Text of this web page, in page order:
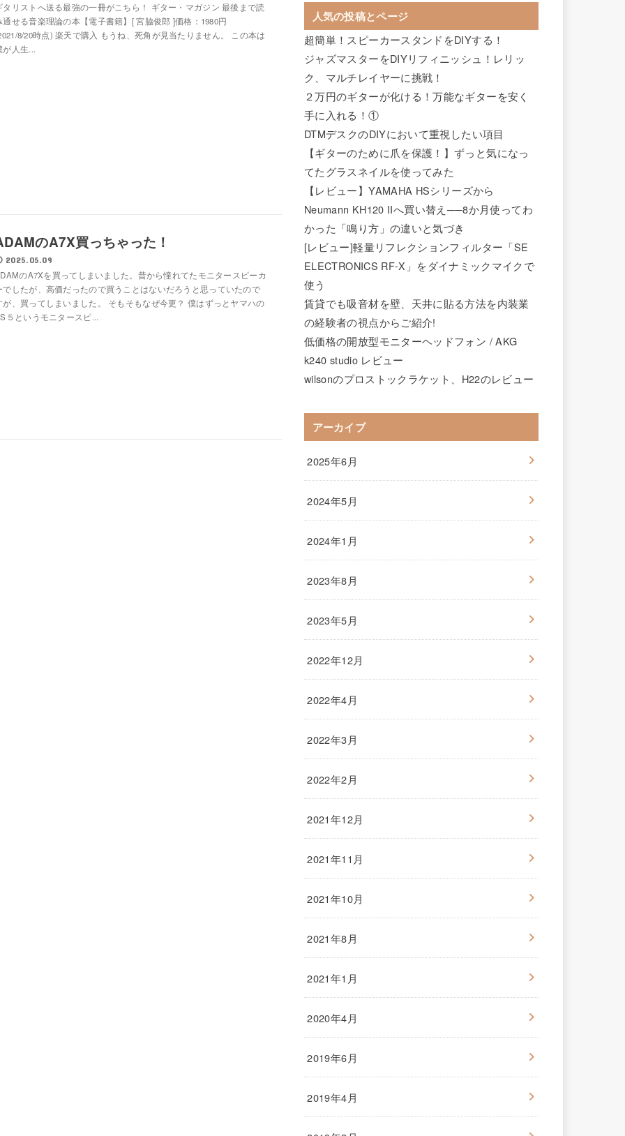
タリストへ送る最強の一冊がこちら！ ギター・マガジン 最後まで読
通せる音楽理論の本【電子書籍】[ 宮脇俊郎 ]価格：1980円
8/20時点) 楽天で購入 もうね、死角が見当たりません。 この本は
が人生...
のA7X買っちゃった！
2025.05.09
のA7Xを買ってしまいました。昔から憧れてたモニタースピーカ
でしたが、高価だったので買うことはないだろうと思っていたので
が、買ってしまいました。 そもそもなぜ今更？ 僕はずっとヤマハの
５というモニタースピ...
人気の投稿とページ
超簡単！スピーカースタンドをDIYする！
ジャズマスターをDIYリフィニッシュ！レリッ
ク、マルチレイヤーに挑戦！
２万円のギターが化ける！万能なギターを安く
手に入れる！①
DTMデスクのDIYにおいて重視したい項目
【ギターのために爪を保護！】ずっと気になっ
てたグラスネイルを使ってみた
【レビュー】YAMAHA HSシリーズから
Neumann KH120 IIへ買い替え──8か月使ってわ
かった「鳴り方」の違いと気づき
[レビュー]軽量リフレクションフィルター「SE
ELECTRONICS RF-X」をダイナミックマイクで
使う
賃貸でも吸音材を壁、天井に貼る方法を内装業
の経験者の視点からご紹介!
低価格の開放型モニターヘッドフォン / AKG
k240 studio レビュー
wilsonのプロストックラケット、H22のレビュー
アーカイブ
2025年6月
2024年5月
2024年1月
2023年8月
2023年5月
2022年12月
2022年4月
2022年3月
2022年2月
2021年12月
2021年11月
2021年10月
2021年8月
2021年1月
2020年4月
2019年6月
2019年4月